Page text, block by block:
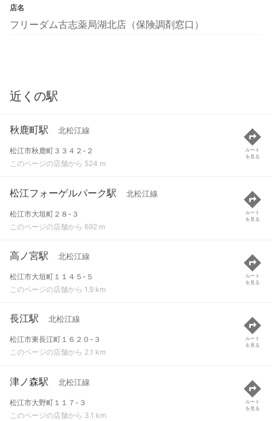
店名
フリーダム古志薬局湖北店（保険調剤窓口）
近くの駅
秋鹿町駅 北松江線
松江市秋鹿町３３４２-２
このページの店舗から 524 m
ルート
を見る
松江フォーゲルパーク駅 北松江線
松江市大垣町２８-３
このページの店舗から 692 m
ルート
を見る
高ノ宮駅 北松江線
松江市大垣町１１４５-５
このページの店舗から 1.9 km
ルート
を見る
長江駅 北松江線
松江市東長江町１６２０-３
このページの店舗から 2.1 km
ルート
を見る
津ノ森駅 北松江線
松江市大野町１１７-３
このページの店舗から 3.1 km
ルート
を見る